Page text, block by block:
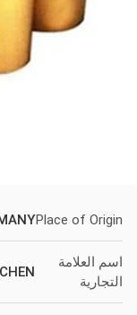
Place of Origin
اسم العلامة
التجارية